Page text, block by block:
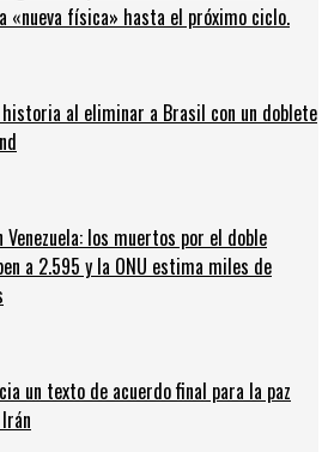
«nueva física» hasta el próximo ciclo.
historia al eliminar a Brasil con un doblete
Venezuela: los muertos por el doble
a 2.595 y la ONU estima miles de
un texto de acuerdo final para la paz